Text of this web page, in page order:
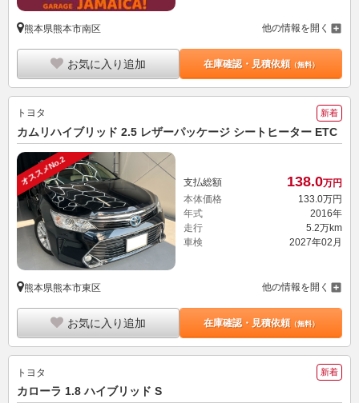
熊本県熊本市南区 他の情報を開く
お気に入り追加 在庫確認・見積依頼（無料）
トヨタ 新着
カムリハイブリッド 2.5 レザーパッケージ シートヒーター ETC
オススメNo.2 支払総額 138.0万円
本体価格
133. 0万円
年式
2016年
走行
5.2万km
車検
2027年02月
熊本県熊本市東区 他の情報を開く
お気に入り追加 在庫確認・見積依頼（無料）
トヨタ 新着
カローラ 1.8 ハイブリッド S